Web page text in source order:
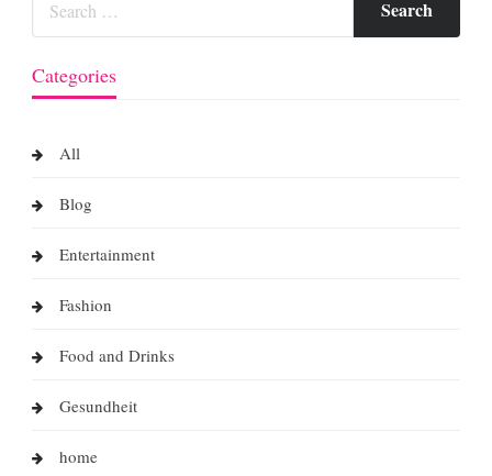
Categories
All
Blog
Entertainment
Fashion
Food and Drinks
Gesundheit
home